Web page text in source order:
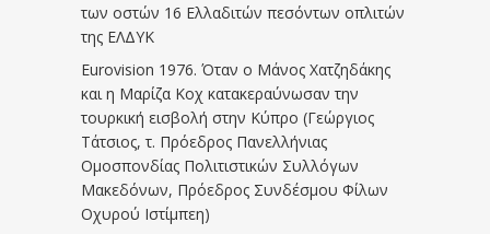
των οστών 16 Ελλαδιτών πεσόντων οπλιτών
της ΕΛΔΥΚ
Eurovision 1976. Όταν ο Μάνος Χατζηδάκης
και η Μαρίζα Κοχ κατακεραύνωσαν την
τουρκική εισβολή στην Κύπρο (Γεώργιος
Τάτσιος, τ. Πρόεδρος Πανελλήνιας
Ομοσπονδίας Πολιτιστικών Συλλόγων
Μακεδόνων, Πρόεδρος Συνδέσμου Φίλων
Οχυρού Ιστίμπεη)